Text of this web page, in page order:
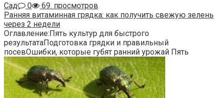
Сад
0
69. просмотров
Ранняя витаминная грядка: как получить свежую зелень
через 2 недели
Оглавление:Пять культур для быстрого
результатаПодготовка грядки и правильный
посевОшибки, которые губят ранний урожай Пять